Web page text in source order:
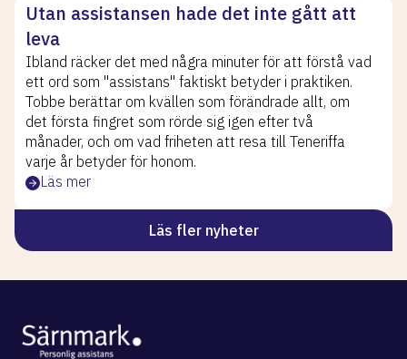
Utan assistansen hade det inte gått att
leva
Ibland räcker det med några minuter för att förstå vad
ett ord som "assistans" faktiskt betyder i praktiken.
Tobbe berättar om kvällen som förändrade allt, om
det första fingret som rörde sig igen efter två
månader, och om vad friheten att resa till Teneriffa
varje år betyder för honom.
Läs mer
Läs fler nyheter